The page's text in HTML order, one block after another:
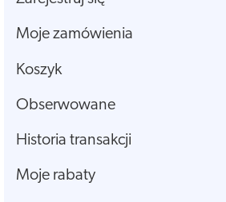
Moje zamówienia
Koszyk
Obserwowane
Historia transakcji
Moje rabaty